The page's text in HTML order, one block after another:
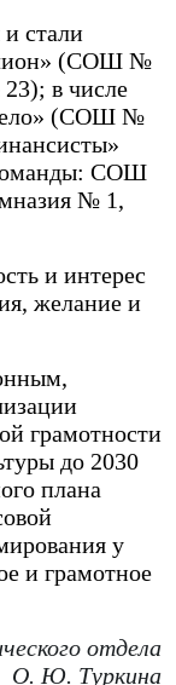
стали
(СОШ №
в числе
(СОШ №
СОШ
№ 1,
и интерес
желание и
грамотности
до 2030
плана
у
и грамотное
отдела
О. Ю. Туркина